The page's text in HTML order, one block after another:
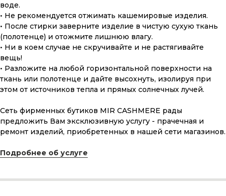
воде.
• Не рекомендуется отжимать кашемировые изделия.
• После стирки заверните изделие в чистую сухую ткань
(полотенце) и отожмите лишнюю влагу.
• Ни в коем случае не скручивайте и не растягивайте
вещь!
• Разложите на любой горизонтальной поверхности на
ткань или полотенце и дайте высохнуть, изолируя при
этом от источников тепла и прямых солнечных лучей.
Сеть фирменных бутиков MIR CASHMERE рады
предложить Вам эксклюзивную услугу - прачечная и
ремонт изделий, приобретенных в нашей сети магазинов.
Подробнее об услуге
ПОДАРОЧНАЯ КАРТА
сделанного с любовью, теплом
и рассчитанного на долгие годы?